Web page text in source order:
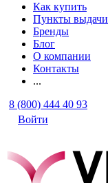
Как купить
Пункты выдачи
Бренды
Блог
О компании
Контакты
...
8 (800) 444 40 93
Войти